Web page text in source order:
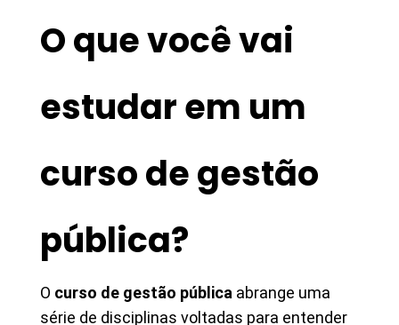
O que você vai
estudar em um
curso de gestão
pública?
O curso de gestão pública abrange uma
série de disciplinas voltadas para entender